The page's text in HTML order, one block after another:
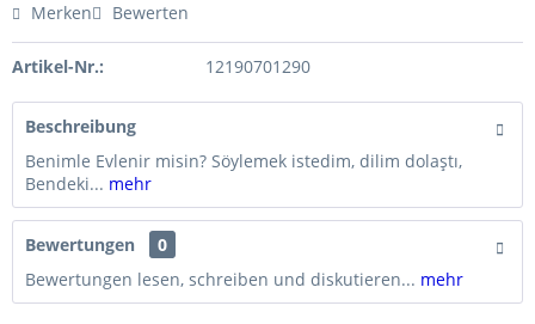
Merken Bewerten
Artikel-Nr.: 12190701290
Beschreibung
Benimle Evlenir misin? Söylemek istedim, dilim dolaştı,
Bendeki... mehr
Bewertungen
0
Bewertungen lesen, schreiben und diskutieren... mehr